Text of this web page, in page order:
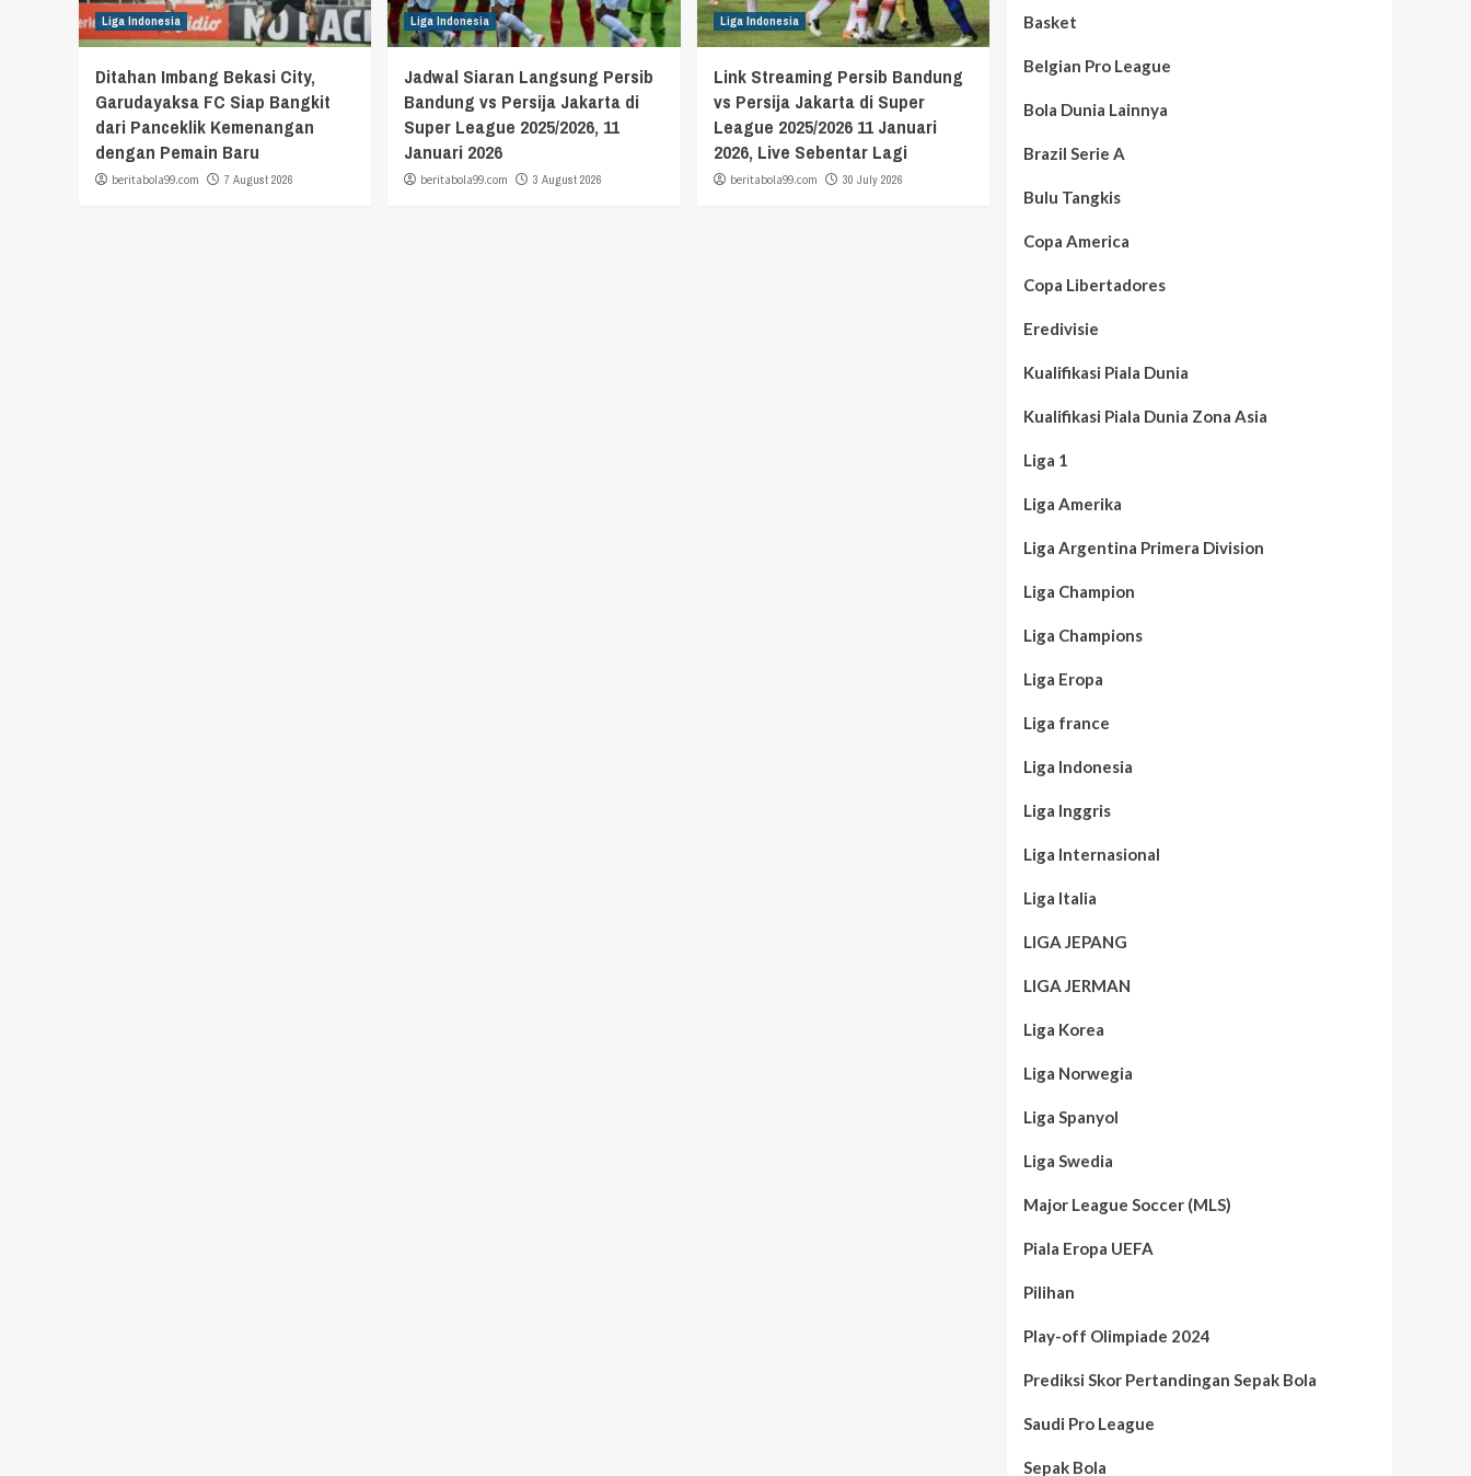
Liga Indonesia
Ditahan Imbang Bekasi City,
Garudayaksa FC Siap Bangkit
dari Panceklik Kemenangan
dengan Pemain Baru
beritabola99.com 7 August 2026
Liga Indonesia
Jadwal Siaran Langsung Persib
Bandung vs Persija Jakarta di
Super League 2025/2026, 11
Januari 2026
beritabola99.com 3 August 2026
Liga Indonesia
Link Streaming Persib Bandung
vs Persija Jakarta di Super
League 2025/2026 11 Januari
2026, Live Sebentar Lagi
beritabola99.com 30 July 2026
Basket
Belgian Pro League
Bola Dunia Lainnya
Brazil Serie A
Bulu Tangkis
Copa America
Copa Libertadores
Eredivisie
Kualifikasi Piala Dunia
Kualifikasi Piala Dunia Zona Asia
Liga 1
Liga Amerika
Liga Argentina Primera Division
Liga Champion
Liga Champions
Liga Eropa
Liga france
Liga Indonesia
Liga Inggris
Liga Internasional
Liga Italia
LIGA JEPANG
LIGA JERMAN
Liga Korea
Liga Norwegia
Liga Spanyol
Liga Swedia
Major League Soccer (MLS)
Piala Eropa UEFA
Pilihan
Play-off Olimpiade 2024
Prediksi Skor Pertandingan Sepak Bola
Saudi Pro League
Sepak Bola